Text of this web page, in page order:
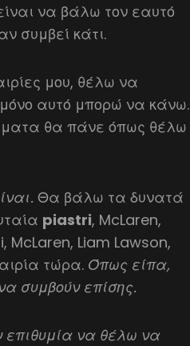
να βάλω τον εαυτό
συμβεί κάτι.
μου, θέλω να
αυτό μπορώ να κάνω.
θα πάνε όπως θέλω
Θα βάλω τα δυνατά
piastri, McLaren,
McLaren, Liam Lawson,
τώρα. Όπως είπα,
συμβούν επίσης.
επιθυμία να θέλω να